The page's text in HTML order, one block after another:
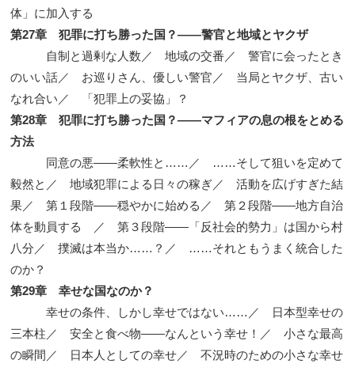
体」に加入する
第27章 犯罪に打ち勝った国？——警官と地域とヤクザ
自制と過剰な人数／ 地域の交番／ 警官に会ったとき
のいい話／ お巡りさん、優しい警官／ 当局とヤクザ、古い
なれ合い／ 「犯罪上の妥協」？
第28章 犯罪に打ち勝った国？——マフィアの息の根をとめる
方法
同意の悪——柔軟性と……／ ……そして狙いを定めて
毅然と／ 地域犯罪による日々の稼ぎ／ 活動を広げすぎた結
果／ 第１段階——穏やかに始める／ 第２段階——地方自治
体を動員する ／ 第３段階——「反社会的勢力」は国から村
八分／ 撲滅は本当か……？／ ……それともうまく統合した
のか？
第29章 幸せな国なのか？
幸せの条件、しかし幸せではない……／ 日本型幸せの
三本柱／ 安全と食べ物——なんという幸せ！／ 小さな最高
の瞬間／ 日本人としての幸せ／ 不況時のための小さな幸せ